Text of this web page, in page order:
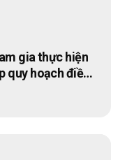
gia thực hiện
viện Bạch Mai